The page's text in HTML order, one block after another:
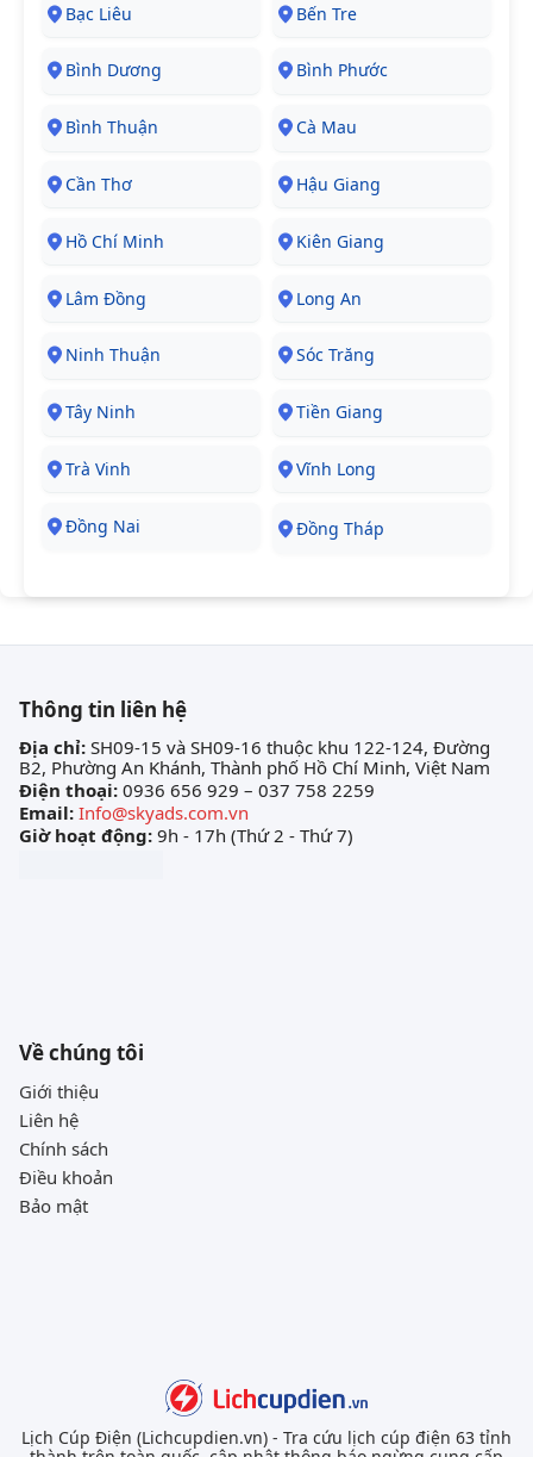
Bạc Liêu Bến Tre
Bình Dương Bình Phước
Bình Thuận Cà Mau
Cần Thơ Hậu Giang
Hồ Chí Minh Kiên Giang
Lâm Đồng Long An
Ninh Thuận Sóc Trăng
Tây Ninh Tiền Giang
Trà Vinh Vĩnh Long
Đồng Nai Đồng Tháp
Thông tin liên hệ
Địa chỉ: SH09-15 và SH09-16 thuộc khu 122-124, Đường
B2, Phường An Khánh, Thành phố Hồ Chí Minh, Việt Nam
Điện thoại: 0936 656 929 – 037 758 2259
Email: Info@skyads.com.vn
Giờ hoạt động: 9h - 17h (Thứ 2 - Thứ 7)
Về chúng tôi
Giới thiệu
Liên hệ
Chính sách
Điều khoản
Bảo mật
Lịch Cúp Điện (Lichcupdien.vn) - Tra cứu lịch cúp điện 63 tỉnh